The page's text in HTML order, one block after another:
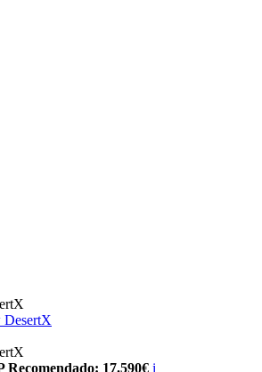
DesertX
Recomendado: 17.590€ i